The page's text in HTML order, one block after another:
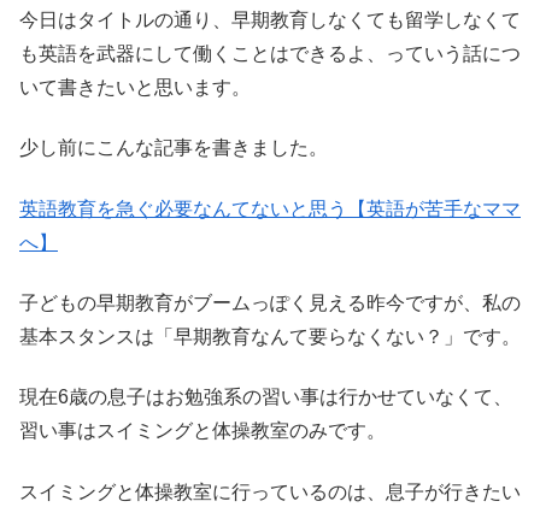
今日はタイトルの通り、早期教育しなくても留学しなくて
も英語を武器にして働くことはできるよ、っていう話につ
いて書きたいと思います。
少し前にこんな記事を書きました。
英語教育を急ぐ必要なんてないと思う【英語が苦手なママ
へ】
子どもの早期教育がブームっぽく見える昨今ですが、私の
基本スタンスは「早期教育なんて要らなくない？」です。
現在6歳の息子はお勉強系の習い事は行かせていなくて、
習い事はスイミングと体操教室のみです。
スイミングと体操教室に行っているのは、息子が行きたい